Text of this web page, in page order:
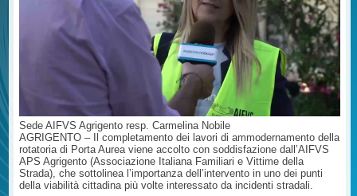
Sede AIFVS Agrigento resp. Carmelina Nobile
AGRIGENTO – Il completamento dei lavori di ammodernamento della
rotatoria di Porta Aurea viene accolto con soddisfazione dall’AIFVS
APS Agrigento (Associazione Italiana Familiari e Vittime della
Strada), che sottolinea l’importanza dell’intervento in uno dei punti
della viabilità cittadina più volte interessato da incidenti stradali.